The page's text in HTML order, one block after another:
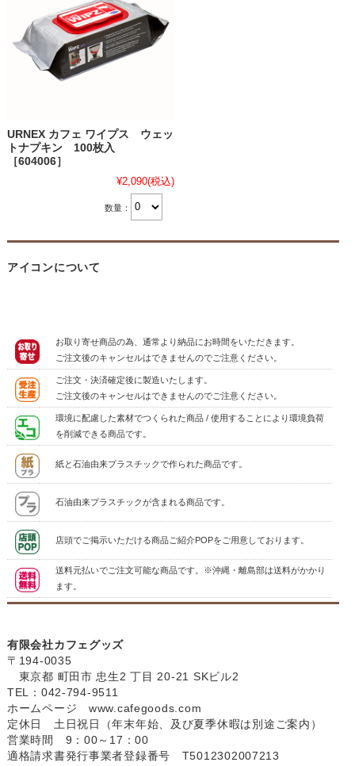
URNEX カフェ ワイプス ウェッ
トナプキン 100枚入
［604006］
¥2,090(税込)
数量：
アイコンについて
お取り寄せ商品の為、通常より納品にお時間をいただきます。
ご注文後のキャンセルはできませんのでご注意ください。
ご注文・決済確定後に製造いたします。
ご注文後のキャンセルはできませんのでご注意ください。
環境に配慮した素材でつくられた商品 / 使用することにより環境負荷
を削減できる商品です。
紙と石油由来プラスチックで作られた商品です。
石油由来プラスチックが含まれる商品です。
店頭でご掲示いただける商品ご紹介POPをご用意しております。
送料元払いでご注文可能な商品です。※沖縄・離島部は送料がかかり
ます。
有限会社カフェグッズ
〒194-0035
東京都 町田市 忠生2 丁目 20-21 SKビル2
TEL：042-794-9511
ホームページ www.cafegoods.com
定休日 土日祝日（年末年始、及び夏季休暇は別途ご案内）
営業時間 9：00～17：00
適格請求書発行事業者登録番号 T5012302007213